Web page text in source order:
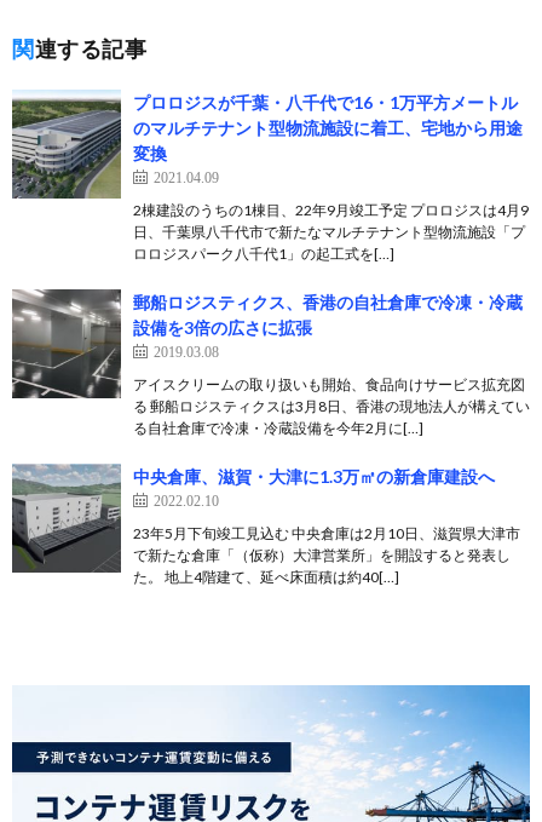
関連する記事
プロロジスが千葉・八千代で16・1万平方メートル
のマルチテナント型物流施設に着工、宅地から用途
変換
2021.04.09
2棟建設のうちの1棟目、22年9月竣工予定 プロロジスは4月9
日、千葉県八千代市で新たなマルチテナント型物流施設「プ
ロロジスパーク八千代1」の起工式を[…]
郵船ロジスティクス、香港の自社倉庫で冷凍・冷蔵
設備を3倍の広さに拡張
2019.03.08
アイスクリームの取り扱いも開始、食品向けサービス拡充図
る 郵船ロジスティクスは3月8日、香港の現地法人が構えてい
る自社倉庫で冷凍・冷蔵設備を今年2月に[…]
中央倉庫、滋賀・大津に1.3万㎡の新倉庫建設へ
2022.02.10
23年5月下旬竣工見込む 中央倉庫は2月10日、滋賀県大津市
で新たな倉庫「（仮称）大津営業所」を開設すると発表し
た。 地上4階建て、延べ床面積は約40[…]